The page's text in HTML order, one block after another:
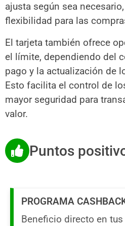
ajusta según sea
flexibilidad para las
El tarjeta también ofrece
el límite, dependiendo del
pago y la actualización de
Esto facilita el control de
mayor seguridad para
valor.
Puntos
PROGRAMA
Beneficio directo en